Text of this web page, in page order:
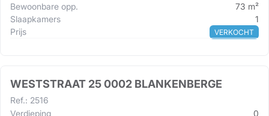
Bewoonbare opp.
73 m²
Slaapkamers
1
Prijs
VERKOCHT
WESTSTRAAT 25 0002 BLANKENBERGE
Ref.: 2516
Verdieping
0